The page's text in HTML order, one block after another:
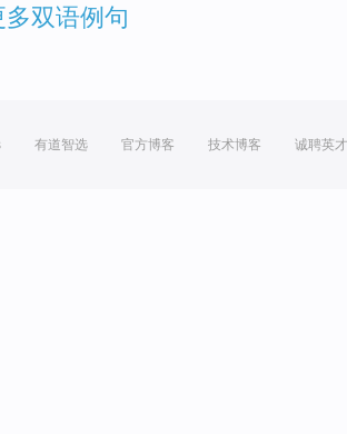
多双语例句
有道智选 官方博客 技术博客 诚聘英才